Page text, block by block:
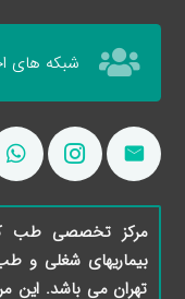
شبکه های
مرکز تخصصی طب
بیماریهای شغلی و
تهران می باشد. این